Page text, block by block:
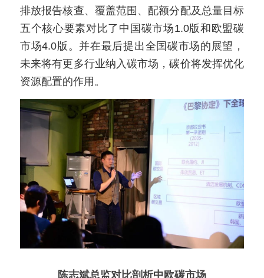
排放报告核查、覆盖范围、配额分配及总量目标
五个核心要素对比了中国碳市场1.0版和欧盟碳
市场4.0版。并在最后提出全国碳市场的展望，
未来将有更多行业纳入碳市场，碳价将发挥优化
资源配置的作用。
陈志斌总监对比剖析中欧碳市场